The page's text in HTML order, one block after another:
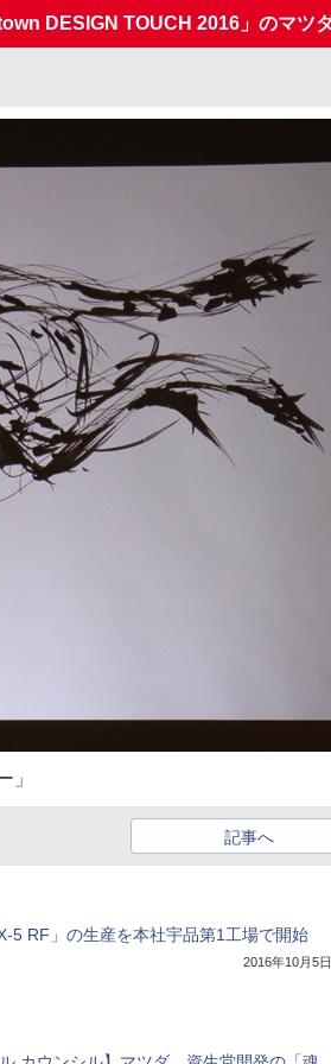
DESIGN TOUCH 2016」のマツ
」
記事へ
5 RF」の生産を本社宇品第1工場で開始
2016年10月5日